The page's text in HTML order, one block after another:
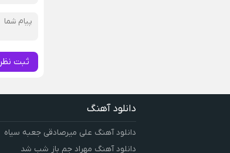
ثبت نظر
دانلود آهنگ
دانلود آهنگ علی میرصادقی جعبه سیاه
دانلود آهنگ مهراد جم باز شب شد